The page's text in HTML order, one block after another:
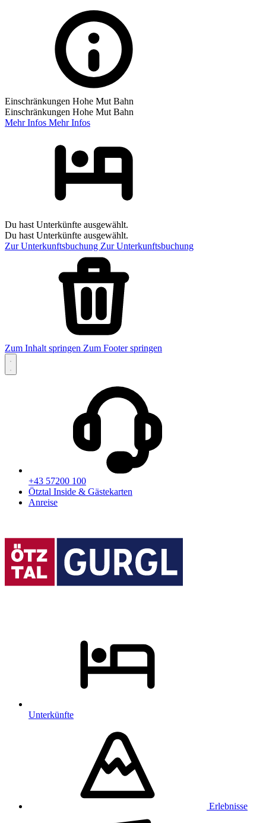
Einschränkungen Hohe Mut Bahn
Einschränkungen Hohe Mut Bahn
Mehr Infos Mehr Infos
Du hast Unterkünfte ausgewählt.
Du hast Unterkünfte ausgewählt.
Zur Unterkunftsbuchung Zur Unterkunftsbuchung
Zum Inhalt springen Zum Footer springen
+43 57200 100
Ötztal Inside & Gästekarten
Anreise
Unterkünfte
Erlebnisse